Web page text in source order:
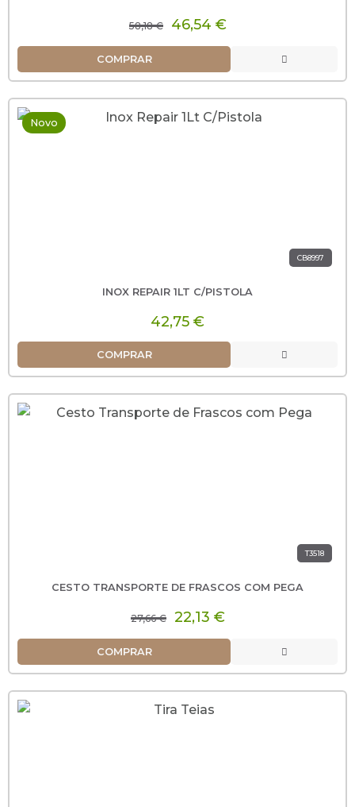
58,18 € 46,54 €
COMPRAR
Novo
CB8997
INOX REPAIR 1LT C/PISTOLA
42,75 €
COMPRAR
T3518
CESTO TRANSPORTE DE FRASCOS COM PEGA
27,66 € 22,13 €
COMPRAR